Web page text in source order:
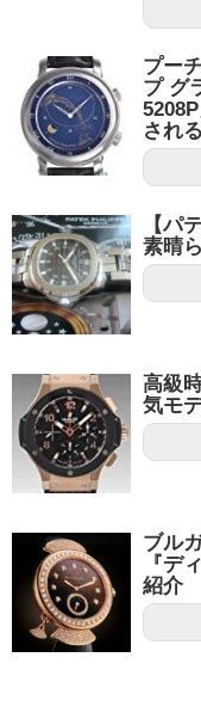
プー
プ グ
される
【パ
素晴
高級
気モ
ブル
『デ
紹介